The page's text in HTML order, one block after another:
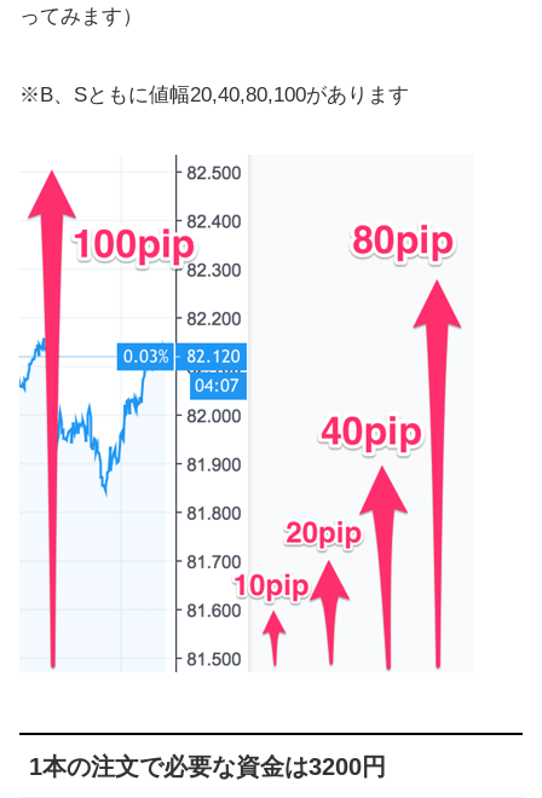
ってみます）
※B、Sともに値幅20,40,80,100があります
1本の注文で必要な資金は3200円